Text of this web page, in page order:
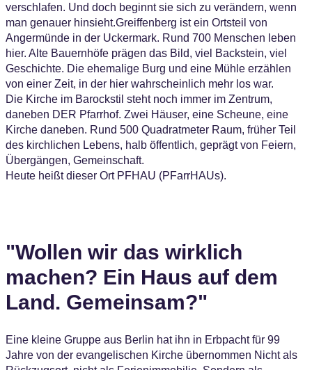
verschlafen. Und doch beginnt sie sich zu verändern, wenn
man genauer hinsieht.Greiffenberg ist ein Ortsteil von
Angermünde in der Uckermark. Rund 700 Menschen leben
hier. Alte Bauernhöfe prägen das Bild, viel Backstein, viel
Geschichte. Die ehemalige Burg und eine Mühle erzählen
von einer Zeit, in der hier wahrscheinlich mehr los war.
Die Kirche im Barockstil steht noch immer im Zentrum,
daneben DER Pfarrhof. Zwei Häuser, eine Scheune, eine
Kirche daneben. Rund 500 Quadratmeter Raum, früher Teil
des kirchlichen Lebens, halb öffentlich, geprägt von Feiern,
Übergängen, Gemeinschaft.
Heute heißt dieser Ort PFHAU (PFarrHAUs).
"Wollen wir das wirklich
machen? Ein Haus auf dem
Land. Gemeinsam?"
Eine kleine Gruppe aus Berlin hat ihn in Erbpacht für 99
Jahre von der evangelischen Kirche übernommen Nicht als